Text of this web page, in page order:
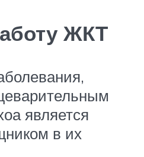
ЖКТ
является
в их